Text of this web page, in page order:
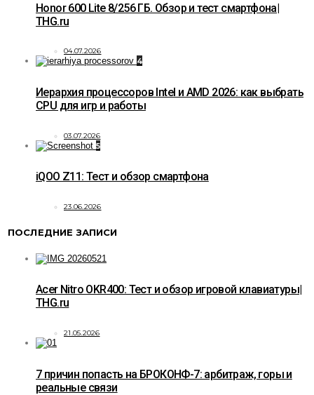
Honor 600 Lite 8/256 ГБ. Обзор и тест смартфона|
THG.ru
04.07.2026
4
Иерархия процессоров Intel и AMD 2026: как выбрать
CPU для игр и работы
03.07.2026
5
iQOO Z11: Тест и обзор смартфона
23.06.2026
ПОСЛЕДНИЕ ЗАПИСИ
Acer Nitro OKR400: Тест и обзор игровой клавиатуры|
THG.ru
21.05.2026
7 причин попасть на БРОКОНФ-7: арбитраж, горы и
реальные связи